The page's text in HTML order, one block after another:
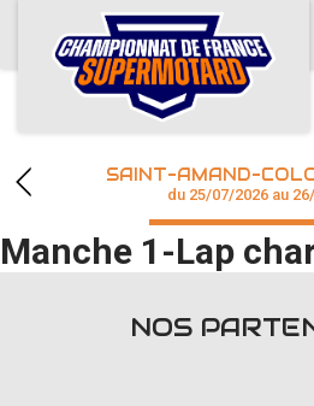
ACCUEIL
ACTUS
CALENDRIER
CHAMPIONNAT
RÉSULTATS
SAINT-AMAND-
du 25/07/2026 au
Manche 1-Lap
NOS